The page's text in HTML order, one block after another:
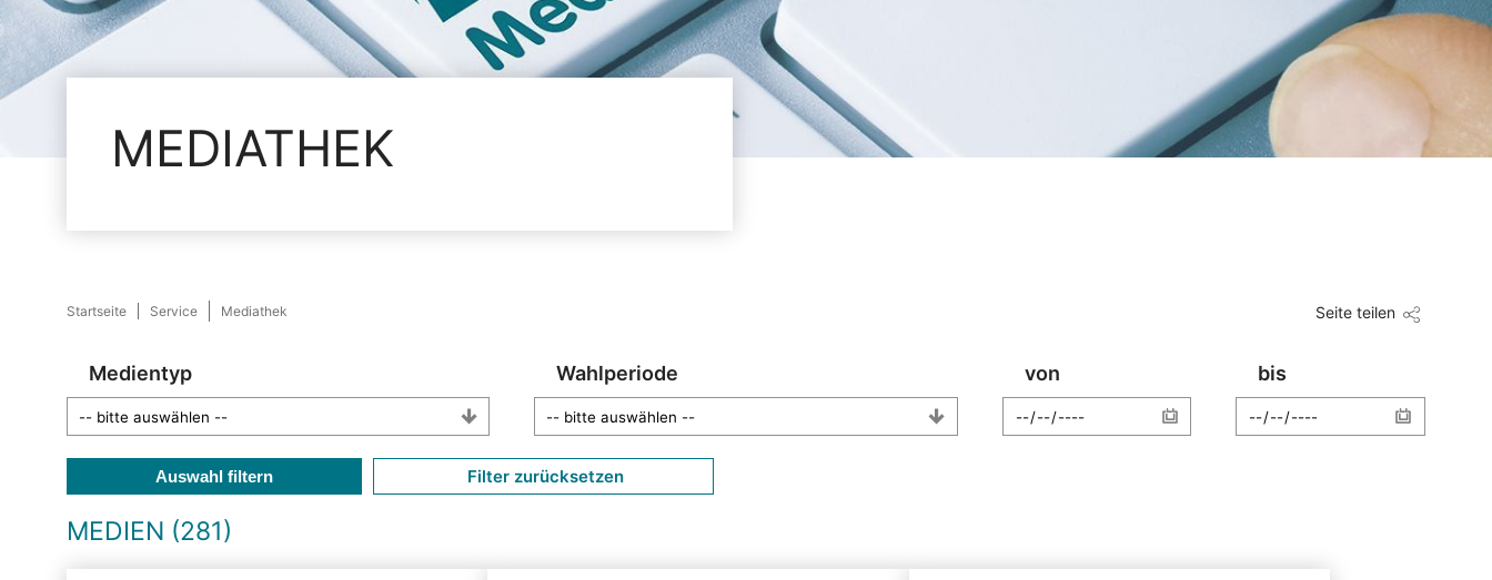
MEDIATHEK
Startseite Service Mediathek Seite teilen
Medientyp Wahlperiode von bis
Auswahl filtern Filter zurücksetzen
MEDIEN (281)